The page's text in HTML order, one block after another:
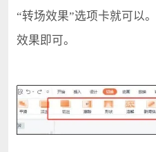
“转场效果”选项卡就可以
效果即可。